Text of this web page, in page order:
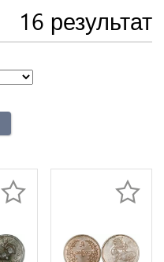
16 результат